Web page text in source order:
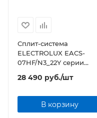
Сплит-система
ELECTROLUX EACS-
07HF/N3_22Y серии
FUSION ULTRA
28 490 руб./шт
В корзину